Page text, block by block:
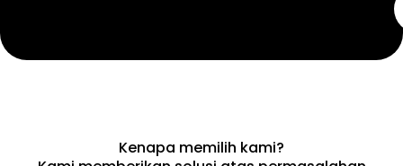
Kenapa memilih kami?